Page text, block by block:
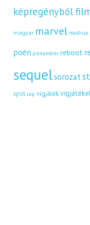
képregényből
magyar marvel mashup
poén pókember reboot
sequelsorozat
spot uip vígjáték